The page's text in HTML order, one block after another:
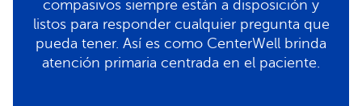
compasivos siempre están a disposición y
listos para responder cualquier pregunta que
pueda tener. Así es como CenterWell brinda
atención primaria centrada en el paciente.